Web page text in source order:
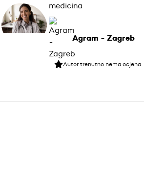
medicina
Agram - Zagreb
Autor trenutno nema ocjena